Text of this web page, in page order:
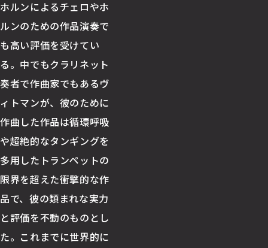
ホルンによるチェロやホ
ルンのための作品演奏で
も高い評価を受けてい
る。中でもクラリネット
奏者で作曲家でもあるヴ
ィトマンが、彼のために
作曲した作品は循環呼吸
や超絶的なタンギングを
多用したトランペットの
限界を超えた衝撃的な作
品で、彼の類まれな実力
と評価を不動のものとし
た。これまでに世界的に